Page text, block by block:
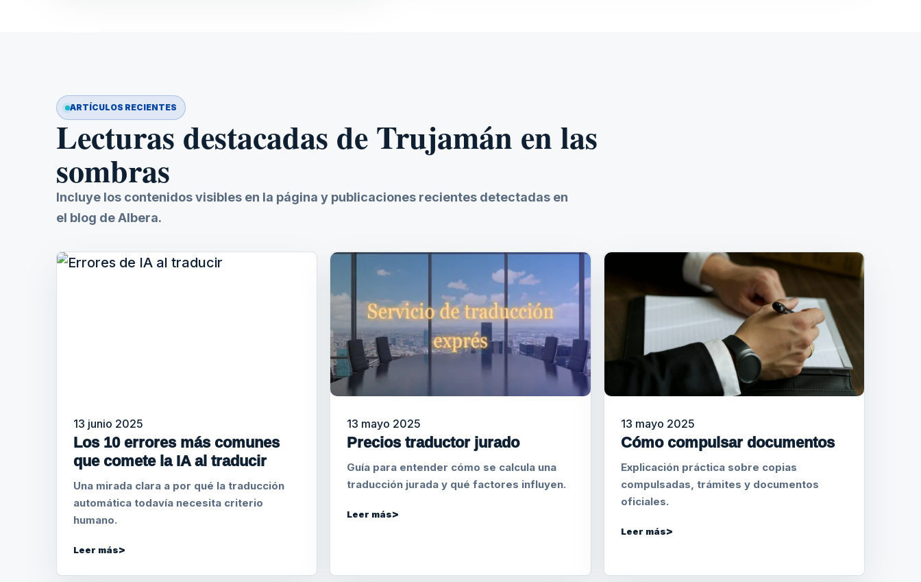
ARTÍCULOS RECIENTES
Lecturas destacadas de Trujamán en las
sombras
Incluye los contenidos visibles en la página y publicaciones recientes detectadas en
el blog de Albera.
13 junio 2025
Los 10 errores más comunes
que comete la IA al traducir
Una mirada clara a por qué la traducción
automática todavía necesita criterio
humano.
Leer más
13 mayo 2025
Precios traductor jurado
Guía para entender cómo se calcula una
traducción jurada y qué factores influyen.
Leer más
13 mayo 2025
Cómo compulsar documentos
Explicación práctica sobre copias
compulsadas, trámites y documentos
oficiales.
Leer más